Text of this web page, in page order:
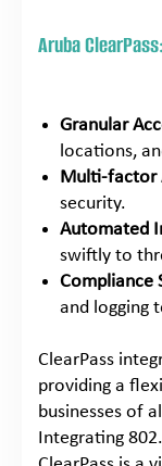
Aruba
Granular
locations,
Multi-factor
security.
Automated
swiftly to
Compliance
and logging
ClearPass
providing a
businesses of
Integrating